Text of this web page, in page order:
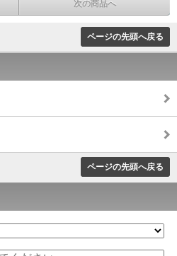
次の商品へ
ページの先頭へ戻る
ページの先頭へ戻る